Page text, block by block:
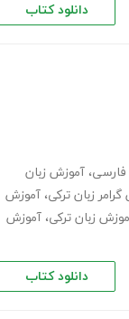
دانلود کتاب
فارسی، آموزش زبان
زبان ترکی، آموزش
زبان ترکی، آموزش
دانلود کتاب